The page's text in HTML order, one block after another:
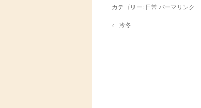
カテゴリー: 日常 パーマリンク
← 冷冬